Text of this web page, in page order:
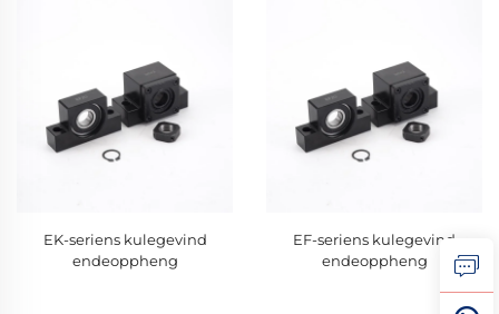
EK-seriens kulegevind
endeoppheng
EF-seriens kulegevind
endeoppheng